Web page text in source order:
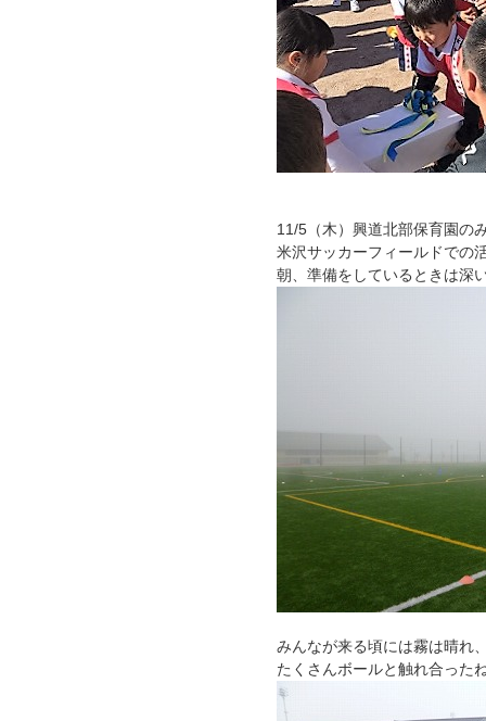
11/5（木）興道北部保育園の
米沢サッカーフィールドでの
朝、準備をしているときは深
みんなが来る頃には霧は晴れ
たくさんボールと触れ合った